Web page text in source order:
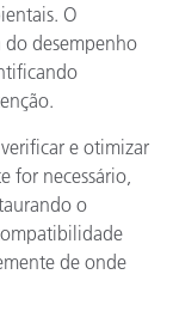
O
do desempenho
e otimizar
for necessário,
o
de onde